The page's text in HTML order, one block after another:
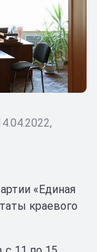
«Единая
краевого